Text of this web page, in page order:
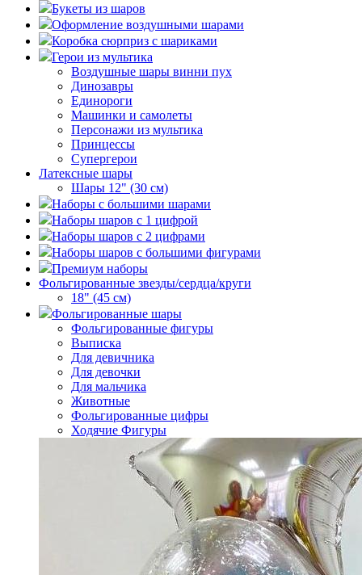
Букеты из шаров
Оформление воздушными шарами
Коробка сюрприз с шариками
Герои из мультика
Воздушные шары винни пух
Динозавры
Единороги
Машинки и самолеты
Персонажи из мультика
Принцессы
Супергерои
Латексные шары
Шары 12" (30 см)
Наборы с большими шарами
Наборы шаров с 1 цифрой
Наборы шаров с 2 цифрами
Наборы шаров с большими фигурами
Премиум наборы
Фольгированные звезды/сердца/круги
18" (45 см)
Фольгированные шары
Фольгированные фигуры
Выписка
Для девичника
Для девочки
Для мальчика
Животные
Фольгированные цифры
Ходячие Фигуры